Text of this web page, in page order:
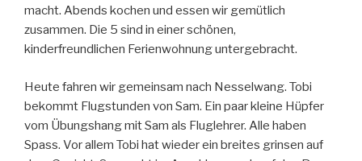
macht. Abends kochen und essen wir gemütlich
zusammen. Die 5 sind in einer schönen,
kinderfreundlichen Ferienwohnung untergebracht.
Heute fahren wir gemeinsam nach Nesselwang. Tobi
bekommt Flugstunden von Sam. Ein paar kleine Hüpfer
vom Übungshang mit Sam als Fluglehrer. Alle haben
Spass. Vor allem Tobi hat wieder ein breites grinsen auf